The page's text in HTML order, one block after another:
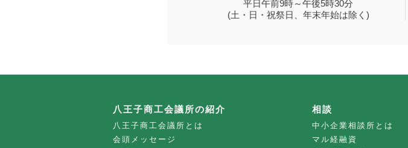
平日午前9時～午後5時30分
(土・日・祝祭日、年末年始は除く)
八王子商工会議所の紹介
八王子商工会議所とは
会頭メッセージ
相談
中小企業相談所とは
マル経融資